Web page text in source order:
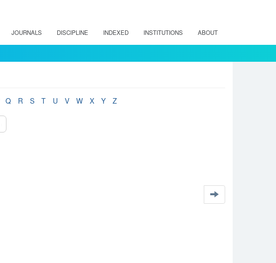
JOURNALS DISCIPLINE INDEXED INSTITUTIONS ABOUT
Q R S T U V W X Y Z